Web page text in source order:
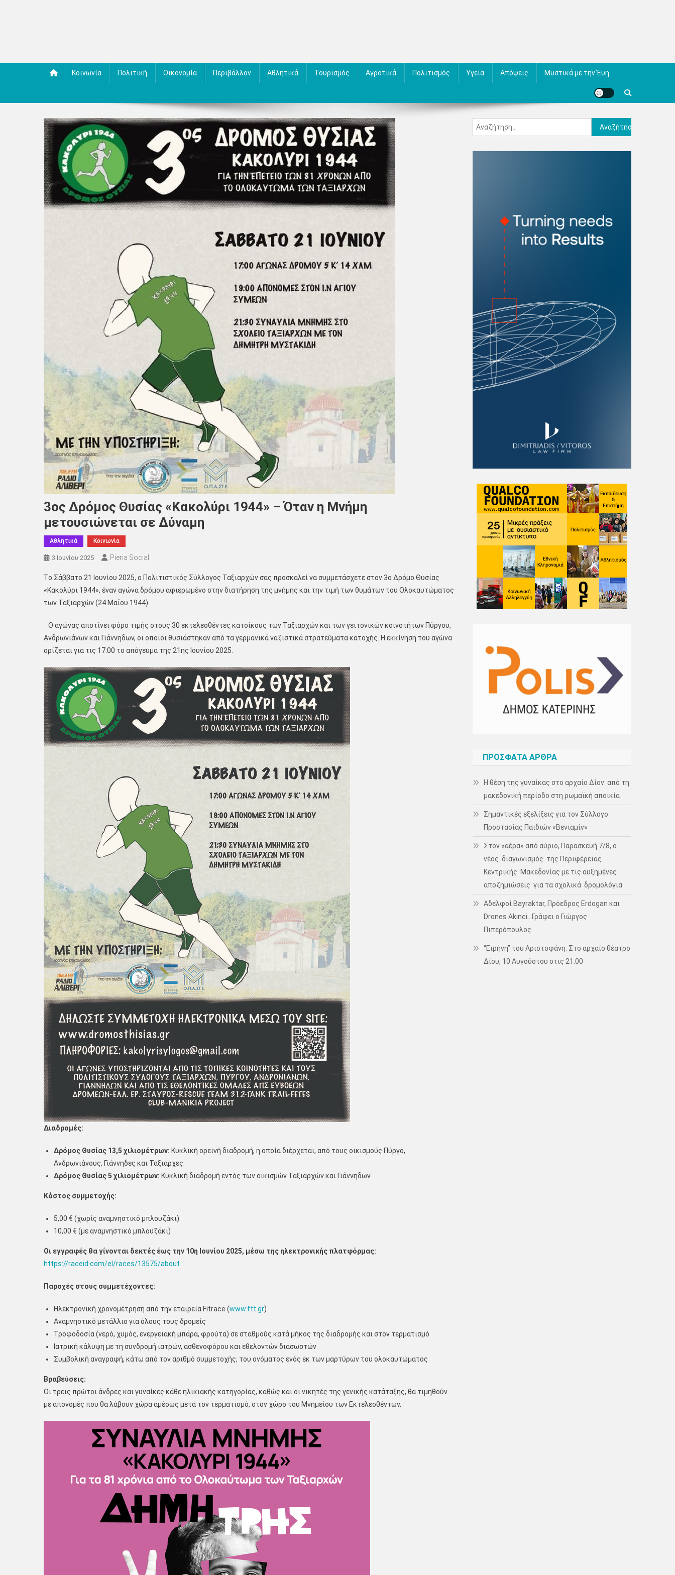
Κοινωνία Πολιτική Οικονομία Περιβάλλον Αθλητικά Τουρισμός Αγροτικά Πολιτισμός Υγεία Απόψεις Μυστικά με την Έυη
3ος Δρόμος Θυσίας «Κακολύρι 1944» – Όταν η Μνήμη
μετουσιώνεται σε Δύναμη
Αθλητικά Κοινωνία
3 Ιουνίου 2025 Pieria Social
Το Σάββατο 21 Ιουνίου 2025, ο Πολιτιστικός Σύλλογος Ταξιαρχών σας προσκαλεί να συμμετάσχετε στον 3ο Δρόμο Θυσίας
«Κακολύρι 1944», έναν αγώνα δρόμου αφιερωμένο στην διατήρηση της μνήμης και την τιμή των θυμάτων του Ολοκαυτώματος
των Ταξιαρχών (24 Μαΐου 1944).
Ο αγώνας αποτίνει φόρο τιμής στους 30 εκτελεσθέντες κατοίκους των Ταξιαρχών και των γειτονικών κοινοτήτων Πύργου,
Ανδρωνιάνων και Γιάννηδων, οι οποίοι θυσιάστηκαν από τα γερμανικά ναζιστικά στρατεύματα κατοχής. Η εκκίνηση του αγώνα
ορίζεται για τις 17:00 το απόγευμα της 21ης Ιουνίου 2025.
Διαδρομές:
Δρόμος Θυσίας 13,5 χιλιομέτρων: Κυκλική ορεινή διαδρομή, η οποία διέρχεται, από τους οικισμούς Πύργο,
Ανδρωνιάνους, Γιάννηδες και Ταξιάρχες.
Δρόμος Θυσίας 5 χιλιομέτρων: Κυκλική διαδρομή εντός των οικισμών Ταξιαρχών και Γιάννηδων.
Κόστος συμμετοχής:
5,00 € (χωρίς αναμνηστικό μπλουζάκι)
10,00 € (με αναμνηστικό μπλουζάκι)
Οι εγγραφές θα γίνονται δεκτές έως την 10η Ιουνίου 2025, μέσω της ηλεκτρονικής πλατφόρμας:
https://raceid.com/el/races/13575/about
Παροχές στους συμμετέχοντες:
Ηλεκτρονική χρονομέτρηση από την εταιρεία Fitrace (www.ftt.gr)
Αναμνηστικό μετάλλιο για όλους τους δρομείς
Τροφοδοσία (νερό, χυμός, ενεργειακή μπάρα, φρούτα) σε σταθμούς κατά μήκος της διαδρομής και στον τερματισμό
Ιατρική κάλυψη με τη συνδρομή ιατρών, ασθενοφόρου και εθελοντών διασωστών
Συμβολική αναγραφή, κάτω από τον αριθμό συμμετοχής, του ονόματος ενός εκ των μαρτύρων του ολοκαυτώματος
Βραβεύσεις:
Οι τρεις πρώτοι άνδρες και γυναίκες κάθε ηλικιακής κατηγορίας, καθώς και οι νικητές της γενικής κατάταξης, θα τιμηθούν
με απονομές που θα λάβουν χώρα αμέσως μετά τον τερματισμό, στον χώρο του Μνημείου των Εκτελεσθέντων.
Αναζήτηση
για:
ΠΡΌΣΦΑΤΑ ΆΡΘΡΑ
Η θέση της γυναίκας στο αρχαίο Δίον: από τη
μακεδονική περίοδο στη ρωμαϊκή αποικία
Σημαντικές εξελίξεις για τον Σύλλογο
Προστασίας Παιδιών «Βενιαμίν»
Στον «αέρα» από αύριο, Παρασκευή 7/8, ο
νέος διαγωνισμός της Περιφέρειας
Κεντρικής Μακεδονίας με τις αυξημένες
αποζημιώσεις για τα σχολικά δρομολόγια
Αδελφοί Bayraktar, Πρόεδρος Erdogan και
Drones Akinci…Γράφει ο Γιώργος
Πιπερόπουλος
“Ειρήνη” του Αριστοφάνη: Στο αρχαίο θέατρο
Δίου, 10 Αυγούστου στις 21.00